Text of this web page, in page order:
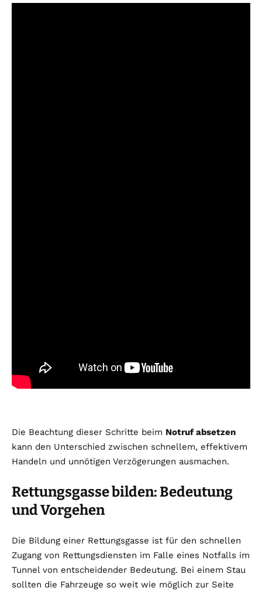
Die Beachtung dieser Schritte beim Notruf absetzen
kann den Unterschied zwischen schnellem, effektivem
Handeln und unnötigen Verzögerungen ausmachen.
Rettungsgasse bilden: Bedeutung
und Vorgehen
Die Bildung einer Rettungsgasse ist für den schnellen
Zugang von Rettungsdiensten im Falle eines Notfalls im
Tunnel von entscheidender Bedeutung. Bei einem Stau
sollten die Fahrzeuge so weit wie möglich zur Seite